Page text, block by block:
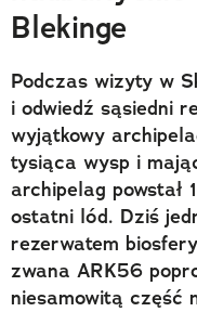
Blekinge
Podczas wizyty w
i odwiedź sąsiedni
wyjątkowy
tysiąca wysp i
archipelag powstał
ostatni lód. Dziś
rezerwatem
zwana ARK56
niesamowitą część